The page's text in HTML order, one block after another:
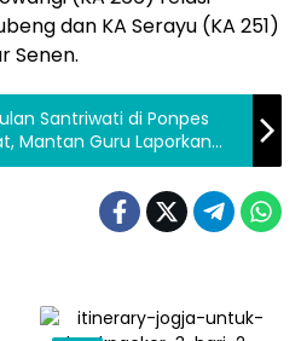
dan KA Serayu (KA 251)
Senen.
Santriwati di Ponpes
Mantan Guru Laporkan